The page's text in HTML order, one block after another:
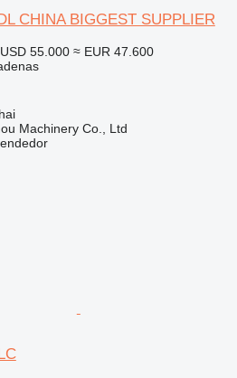
CHINA BIGGEST SUPPLIER
USD 55.000 ≈ EUR 47.600
Machinery Co., Ltd